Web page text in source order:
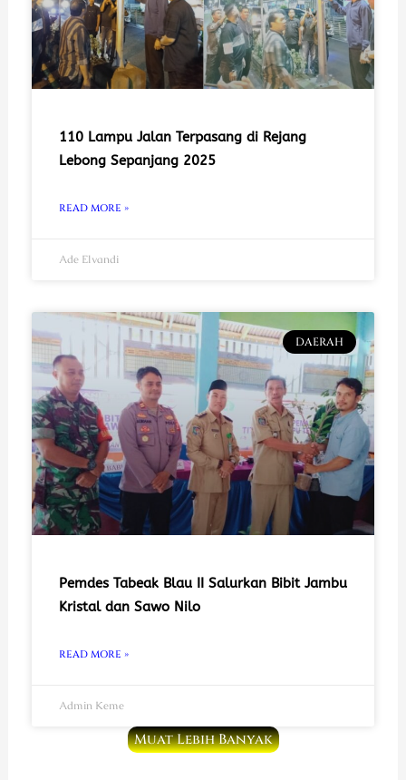
110 Lampu Jalan Terpasang di Rejang
Lebong Sepanjang 2025
READ MORE »
Ade Elvandi
DAERAH
Pemdes Tabeak Blau II Salurkan Bibit Jambu
Kristal dan Sawo Nilo
READ MORE »
Admin Keme
Muat Lebih Banyak